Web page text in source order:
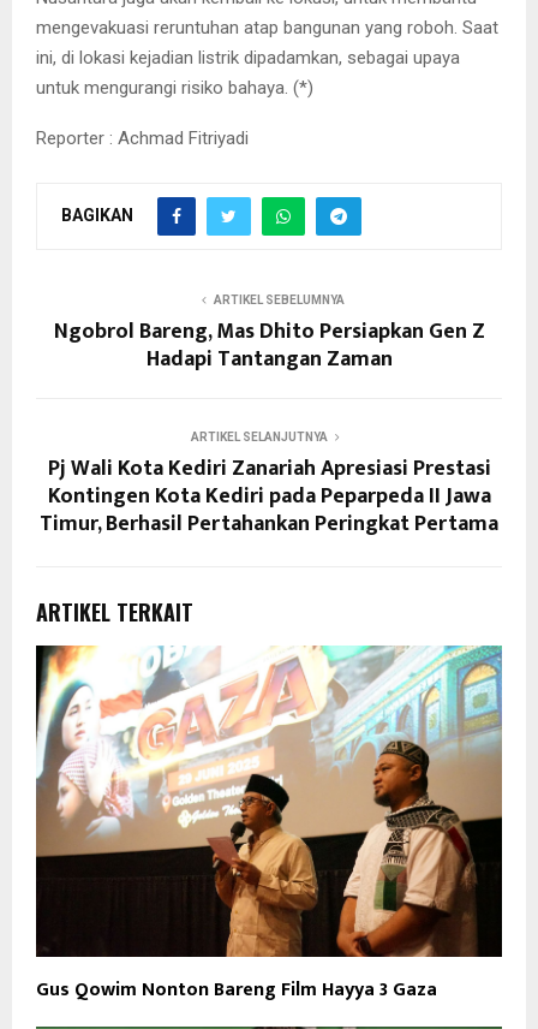
mengevakuasi reruntuhan atap bangunan yang roboh. Saat
ini, di lokasi kejadian listrik dipadamkan, sebagai upaya
untuk mengurangi risiko bahaya. (*)
Reporter : Achmad Fitriyadi
BAGIKAN
ARTIKEL SEBELUMNYA
Ngobrol Bareng, Mas Dhito Persiapkan Gen Z
Hadapi Tantangan Zaman
ARTIKEL SELANJUTNYA
Pj Wali Kota Kediri Zanariah Apresiasi Prestasi
Kontingen Kota Kediri pada Peparpeda II Jawa
Timur, Berhasil Pertahankan Peringkat Pertama
ARTIKEL TERKAIT
Gus Qowim Nonton Bareng Film Hayya 3 Gaza